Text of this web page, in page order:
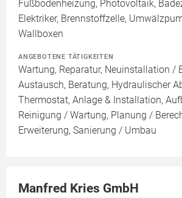
Fußbodenheizung, Photovoltaik,
Elektriker, Brennstoffzelle,
Wallboxen
ANGEBOTENE TÄTIGKEITEN
Wartung, Reparatur, Neuinstallation /
Austausch, Beratung, Hydraulischer
Thermostat, Anlage & Installation,
Reinigung / Wartung, Planung /
Erweiterung, Sanierung / Umbau
Manfred Kries GmbH